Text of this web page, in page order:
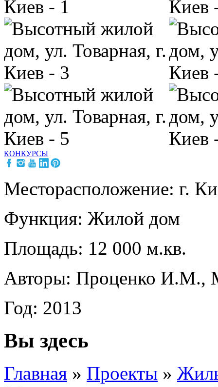
КОНКУРСЫ
Месторасположение: г.
Функция: Жилой дом
Площадь: 12 000 м.кв.
Авторы: Проценко И.М.,
Год: 2013
Вы здесь
Главная » Проекты »